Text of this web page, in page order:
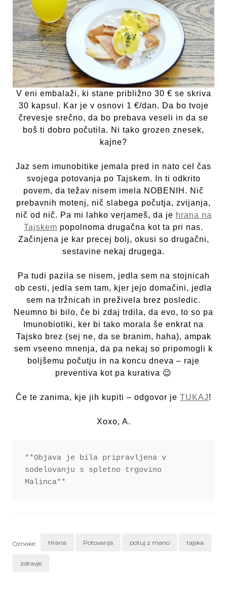
V eni embalaži, ki stane približno 30 € se skriva
30 kapsul. Kar je v osnovi 1 €/dan. Da bo tvoje
črevesje srečno, da bo prebava veseli in da se
boš ti dobro počutila. Ni tako grozen znesek,
kajne?
Jaz sem imunobitike jemala pred in nato cel čas
svojega potovanja po Tajskem. In ti odkrito
povem, da težav nisem imela NOBENIH. Nič
prebavnih motenj, nič slabega počutja, zvijanja,
nič od nič. Pa mi lahko verjameš, da je hrana na
Tajskem popolnoma drugačna kot ta pri nas.
Začinjena je kar precej bolj, okusi so drugačni,
sestavine nekaj drugega.
Pa tudi pazila se nisem, jedla sem na stojnicah
ob cesti, jedla sem tam, kjer jejo domačini, jedla
sem na tržnicah in preživela brez posledic.
Neumno bi bilo, če bi zdaj trdila, da evo, to so pa
Imunobiotiki, ker bi tako morala še enkrat na
Tajsko brez (sej ne, da se branim, haha), ampak
sem vseeno mnenja, da pa nekaj so pripomogli k
boljšemu počutju in na koncu dneva – raje
preventiva kot pa kurativa 😉
Če te zanima, kje jih kupiti – odgovor je TUKAJ!
Xoxo, A.
**Objava je bila pripravljena v
sodelovanju s spletno trgovino
Malinca**
Oznake: Hrana Potovanja potuj z mano tajska
zdravje